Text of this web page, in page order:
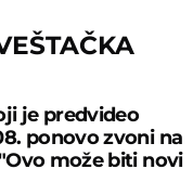
je predvideo
ponovo zvoni na
može biti novi